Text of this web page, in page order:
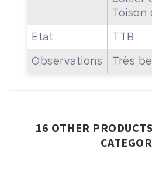
Toison
Etat
TTB
Observations
Très
16 OTHER